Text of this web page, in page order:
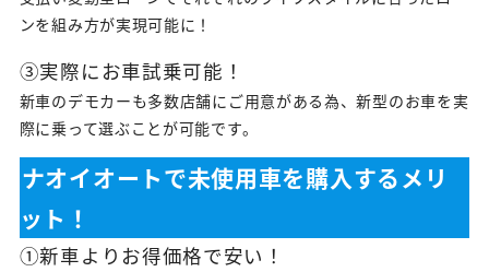
ンを組み方が実現可能に！
③実際にお車試乗可能！
新車のデモカーも多数店舗にご用意がある為、新型のお車を実
際に乗って選ぶことが可能です。
ナオイオートで未使用車を購入するメリ
ット！
①新車よりお得価格で安い！